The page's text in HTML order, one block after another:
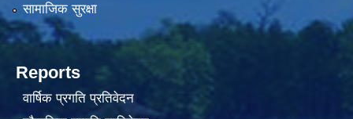
सामाजिक सुरक्षा
Reports
वार्षिक प्रगति प्रतिवेदन